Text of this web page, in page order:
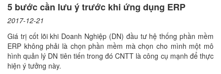
5 bước cần lưu ý trước khi ứng dụng ERP
2017-12-21
Giá trị cốt lõi khi Doanh Nghiệp (DN) đầu tư hệ thống phần mềm
ERP không phải là chọn phần mềm mà chọn cho mình một mô
hình quản lý DN tiên tiến trong đó CNTT là công cụ mạnh để thực
hiện ý tưởng này.